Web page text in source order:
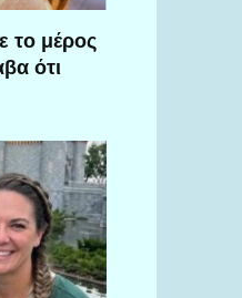
το μέρος
ότι